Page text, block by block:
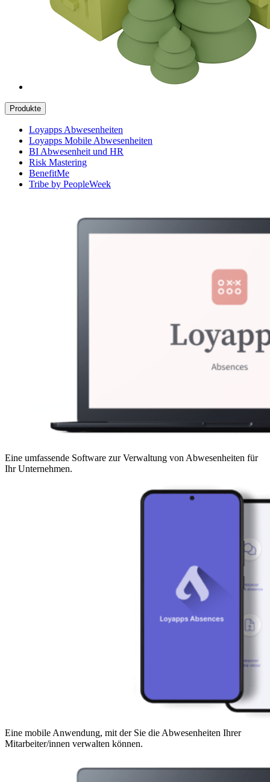
Produkte
Loyapps Abwesenheiten
Loyapps Mobile Abwesenheiten
BI Abwesenheit und HR
Risk Mastering
BenefitMe
Tribe by PeopleWeek
Eine umfassende Software zur Verwaltung von Abwesenheiten für
Ihr Unternehmen.
Eine mobile Anwendung, mit der Sie die Abwesenheiten Ihrer
Mitarbeiter/innen verwalten können.